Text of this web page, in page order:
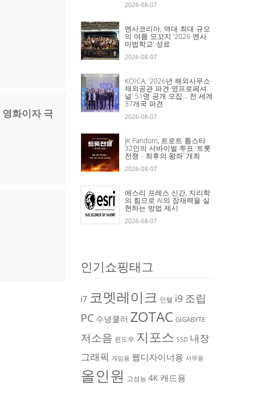
화이자 극
2026-08-07
멘사코리아, 역대 최대 규모
의 여름 모꼬지 ‘2026 멘사
마법학교’ 성료
2026-08-07
KOICA, ‘2026년 해외사무소·
재외공관 파견 영프로페셔
널’ 51명 공개 모집… 전 세계
37개국 파견
2026-08-07
JK Fandom, 트로트 톱스타
32인의 서바이벌 투표 ‘트롯
전쟁 - 최후의 왕좌’ 개최
2026-08-07
에스리 프레스 신간, 지리학
의 힘으로 AI의 잠재력을 실
현하는 방법 제시
2026-08-07
인기쇼핑태그
i7 코멧레이크 인텔 i9 조립
PC 수냉쿨러 ZOTAC GIGABYTE
저소음 윈도우 지포스 SSD 내장
그래픽 게임용 웹디자이너용 사무용
올인원 고성능 4K 캐드용